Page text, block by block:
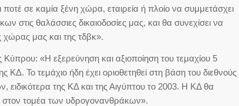
σε καμία ξένη χώρα, εταιρεία ή πλοίο να συμμετάσχει
στις θαλάσσιες δικαιοδοσίες μας, και θα συνεχίσει να
χώρας μας και της τδβκ».
«Η εξερεύνηση και αξιοποίηση του τεμαχίου 5
ΚΔ. Το τεμάχιο ήδη έχει οριοθετηθεί στη βάση του διεθνούς
ειδικότερα της ΚΔ και της Αιγύπτου το 2003. Η ΚΔ θα
στον τομέα των υδρογονανθράκων».